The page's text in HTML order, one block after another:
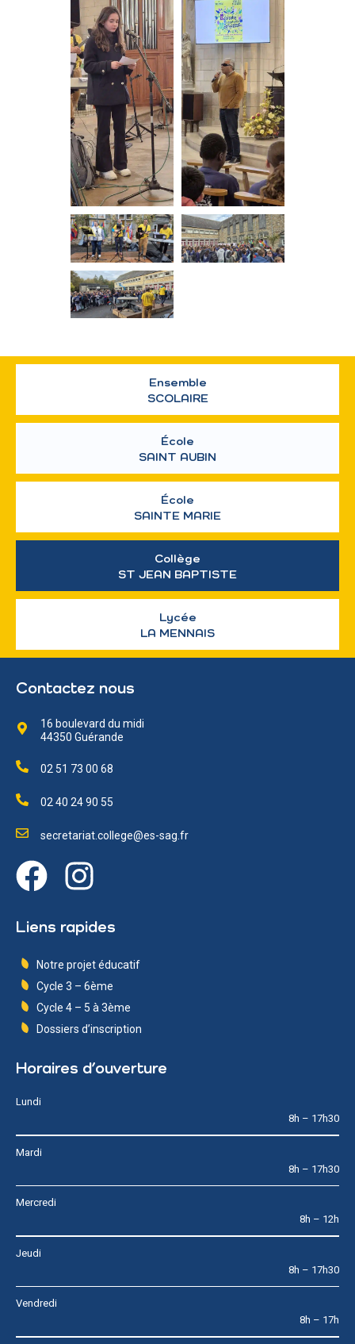
Ensemble
SCOLAIRE
École
SAINT AUBIN
École
SAINTE MARIE
Collège
ST JEAN BAPTISTE
Lycée
LA MENNAIS
Contactez nous
16 boulevard du midi
44350 Guérande
02 51 73 00 68
02 40 24 90 55
secretariat.college@es-sag.fr
Liens rapides
Notre projet éducatif
Cycle 3 – 6ème
Cycle 4 – 5 à 3ème
Dossiers d’inscription
Horaires d’ouverture
Lundi
8h – 17h30
Mardi
8h – 17h30
Mercredi
8h – 12h
Jeudi
8h – 17h30
Vendredi
8h – 17h